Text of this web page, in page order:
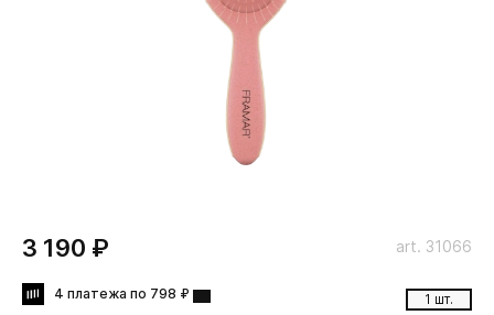
art. 31066
1 шт.
3 190 ₽
4 платежа по 798 ₽